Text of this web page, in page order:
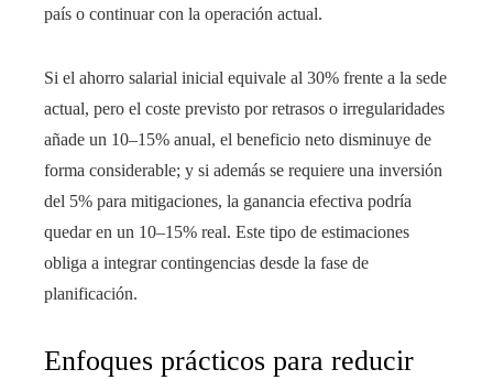
país o continuar con la operación actual.
Si el ahorro salarial inicial equivale al 30% frente a la sede
actual, pero el coste previsto por retrasos o irregularidades
añade un 10–15% anual, el beneficio neto disminuye de
forma considerable; y si además se requiere una inversión
del 5% para mitigaciones, la ganancia efectiva podría
quedar en un 10–15% real. Este tipo de estimaciones
obliga a integrar contingencias desde la fase de
planificación.
Enfoques prácticos para reducir